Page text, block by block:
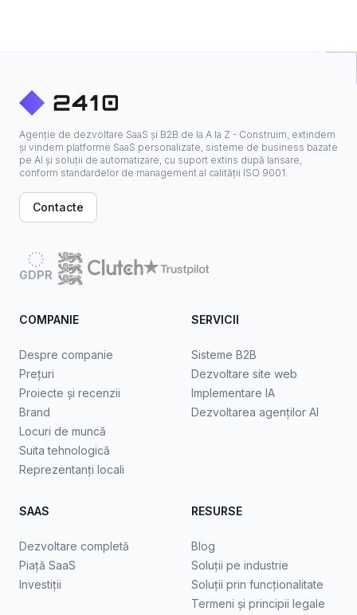
Agenție de dezvoltare SaaS și B2B de la A la Z - Construim, extindem
și vindem platforme SaaS personalizate, sisteme de business bazate
pe AI și soluții de automatizare, cu suport extins după lansare,
conform standardelor de management al calității ISO 9001.
Contacte
GDPR
COMPANIE
Despre companie
Prețuri
Proiecte și recenzii
Brand
Locuri de muncă
Suita tehnologică
Reprezentanți locali
SERVICII
Sisteme B2B
Dezvoltare site web
Implementare IA
Dezvoltarea agenților AI
SAAS
Dezvoltare completă
Piață SaaS
Investiții
RESURSE
Blog
Soluții pe industrie
Soluții prin funcționalitate
Termeni și principii legale